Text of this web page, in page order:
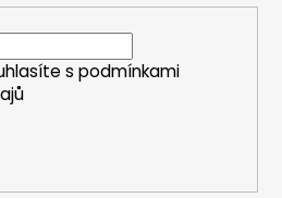
s podmínkami